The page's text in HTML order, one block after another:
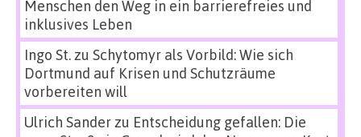
Menschen den Weg in ein barrierefreies und
inklusives Leben
Ingo St.zu Schytomyr als Vorbild: Wie sich
Dortmund auf Krisen und Schutzräume
vorbereiten will
Ulrich Sanderzu Entscheidung gefallen: Die